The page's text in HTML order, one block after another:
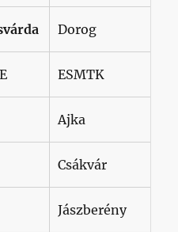
Dorog
ESMTK
Ajka
Csákvár
Jászberény